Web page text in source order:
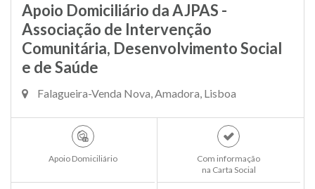
Apoio Domiciliário da AJPAS -
Associação de Intervenção
Comunitária, Desenvolvimento Social
e de Saúde
Falagueira-Venda Nova, Amadora, Lisboa
Apoio Domiciliário
Com informação
na Carta Social